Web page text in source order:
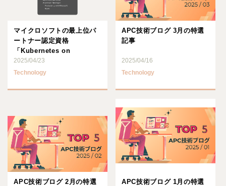
マイクロソフトの最上位パ
ートナー認定資格
「Kubernetes on
Microsoft Azure･･･
2025/04/23
Technology
APC技術ブログ 3月の特選
記事
2025/04/16
Technology
APC技術ブログ 2月の特選
APC技術ブログ 1月の特選